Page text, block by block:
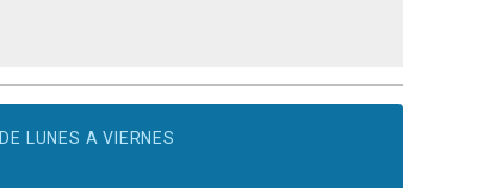
DE LUNES A VIERNES